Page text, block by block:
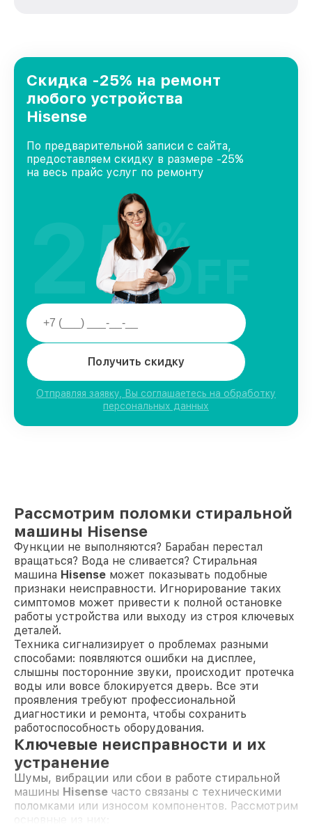
Краснодаре, постоянно повышая уровень
доверия и лояльности наших клиентов.
Скидка -25% на ремонт
любого устройства
Hisense
По предварительной записи с сайта,
предоставляем скидку в размере -25%
на весь прайс услуг по ремонту
Получить скидку
Отправляя заявку, Вы соглашаетесь на обработку
персональных данных
25%
OFF
Рассмотрим поломки стиральной
машины Hisense
Функции не выполняются? Барабан перестал
вращаться? Вода не сливается? Стиральная
машина Hisense может показывать подобные
признаки неисправности. Игнорирование таких
симптомов может привести к полной остановке
работы устройства или выходу из строя ключевых
деталей.
Техника сигнализирует о проблемах разными
способами: появляются ошибки на дисплее,
слышны посторонние звуки, происходит протечка
воды или вовсе блокируется дверь. Все эти
проявления требуют профессиональной
диагностики и ремонта, чтобы сохранить
работоспособность оборудования.
Ключевые неисправности и их
устранение
Шумы, вибрации или сбои в работе стиральной
машины Hisense часто связаны с техническими
поломками или износом компонентов. Рассмотрим